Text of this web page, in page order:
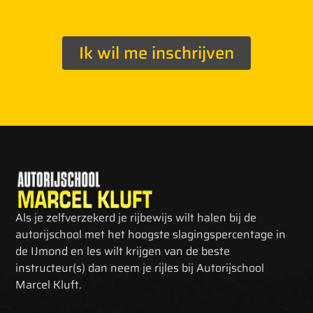
Ik wil me inschrijven
Als je zelfverzekerd je rijbewijs wilt halen bij de
autorijschool met het hoogste slagingspercentage in
de IJmond en les wilt krijgen van de beste
instructeur(s) dan neem je rijles bij Autorijschool
Marcel Kluft.